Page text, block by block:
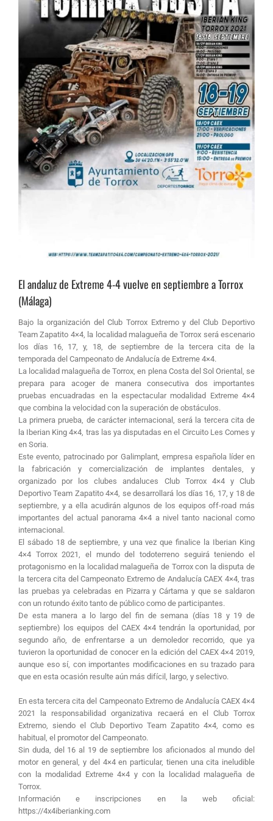
El andaluz de Extreme 4-4 vuelve en septiembre a Torrox
(Málaga)
Bajo la organización del Club Torrox Extremo y del Club Deportivo
Team Zapatito 4×4, la localidad malagueña de Torrox será escenario
los días 16, 17, y, 18, de septiembre de la tercera cita de la
temporada del Campeonato de Andalucía de Extreme 4×4.
La localidad malagueña de Torrox, en plena Costa del Sol Oriental, se
prepara para acoger de manera consecutiva dos importantes
pruebas encuadradas en la espectacular modalidad Extreme 4×4
que combina la velocidad con la superación de obstáculos.
La primera prueba, de carácter internacional, será la tercera cita de
la Iberian King 4×4, tras las ya disputadas en el Circuito Les Comes y
en Soria.
Este evento, patrocinado por Galimplant, empresa española líder en
la fabricación y comercialización de implantes dentales, y
organizado por los clubes andaluces Club Torrox 4×4 y Club
Deportivo Team Zapatito 4×4, se desarrollará los días 16, 17, y 18 de
septiembre, y a ella acudirán algunos de los equipos off-road más
importantes del actual panorama 4×4 a nivel tanto nacional como
internacional.
El sábado 18 de septiembre, y una vez que finalice la Iberian King
4×4 Torrox 2021, el mundo del todoterreno seguirá teniendo el
protagonismo en la localidad malagueña de Torrox con la disputa de
la tercera cita del Campeonato Extremo de Andalucía CAEX 4×4, tras
las pruebas ya celebradas en Pizarra y Cártama y que se saldaron
con un rotundo éxito tanto de público como de participantes.
De esta manera a lo largo del fin de semana (días 18 y 19 de
septiembre) los equipos del CAEX 4×4 tendrán la oportunidad, por
segundo año, de enfrentarse a un demoledor recorrido, que ya
tuvieron la oportunidad de conocer en la edición del CAEX 4×4 2019,
aunque eso sí, con importantes modificaciones en su trazado para
que en esta ocasión resulte aún más difícil, largo, y selectivo.
En esta tercera cita del Campeonato Extremo de Andalucía CAEX 4×4
2021 la responsabilidad organizativa recaerá en el Club Torrox
Extremo, siendo el Club Deportivo Team Zapatito 4×4, como es
habitual, el promotor del Campeonato.
Sin duda, del 16 al 19 de septiembre los aficionados al mundo del
motor en general, y del 4×4 en particular, tienen una cita ineludible
con la modalidad Extreme 4×4 y con la localidad malagueña de
Torrox.
Información e inscripciones en la web oficial:
https://4x4iberianking.com